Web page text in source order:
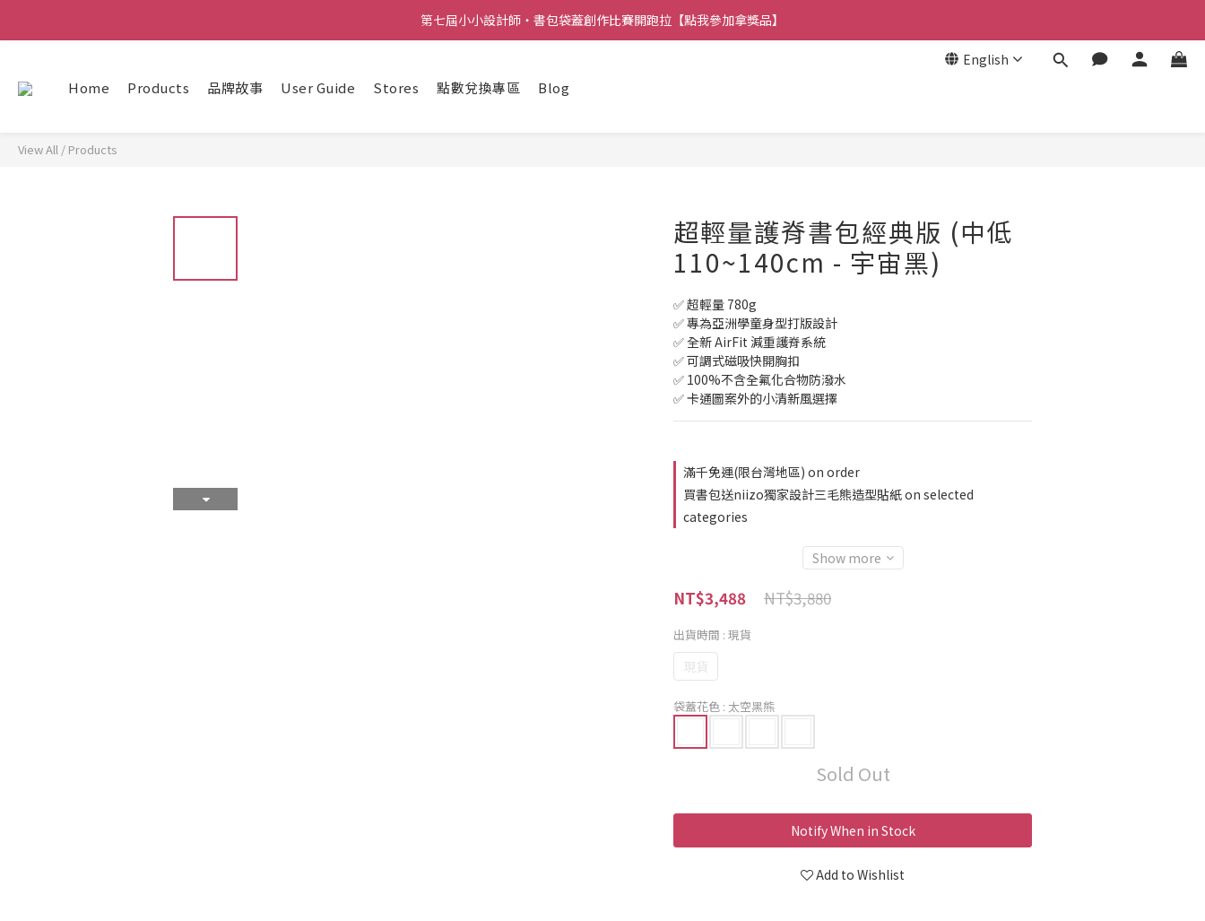
第七屆小小設計師・書包袋蓋創作比賽開跑拉【點我參加拿獎品】
English
Home Products 品牌故事 User Guide Stores 點數兌換專區 Blog
View All / Products
超輕量護脊書包經典版 (中低
110~140cm - 宇宙黑)
✅ 超輕量 780g
✅ 專為亞洲學童身型打版設計
✅ 全新 AirFit 減重護脊系統
✅ 可調式磁吸快開胸扣
✅ 100%不含全氟化合物防潑水
✅ 卡通圖案外的小清新風選擇
滿千免運(限台灣地區) on order
買書包送niizo獨家設計三毛熊造型貼紙 on selected
categories
Show more
NT$3,880
NT$3,488
出貨時間 : 現貨
現貨
袋蓋花色 : 太空黑熊
Sold Out
Notify When in Stock
Add to Wishlist